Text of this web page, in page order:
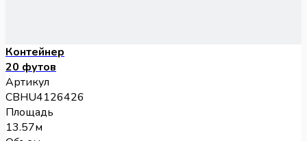
Контейнер
20 футов
Артикул
CBHU4126426
Площадь
13.57м